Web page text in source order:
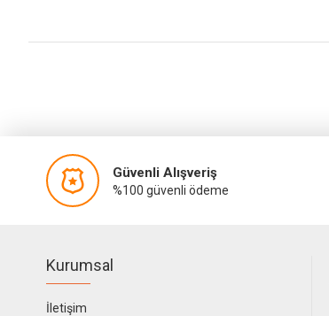
Güvenli Alışveriş
%100 güvenli ödeme
Kurumsal
İletişim